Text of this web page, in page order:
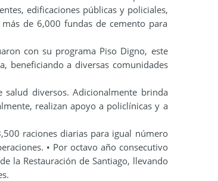
edificaciones públicas y policiales,
de 6,000 fundas de cemento para
con su programa Piso Digno, este
beneficiando a diversas comunidades
salud diversos. Adicionalmente brinda
realizan apoyo a policlínicas y a
raciones diarias para igual número
• Por octavo año consecutivo
la Restauración de Santiago, llevando